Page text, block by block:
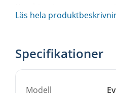
hålls i schack utan att
Ljudkaraktär
Det mörka undre lagret
Läs hela
Specifikationer
Modell